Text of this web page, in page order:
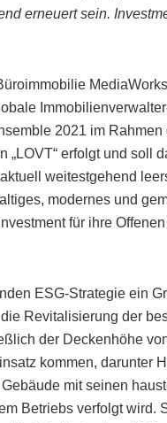
erneuert sein.
2021 im
„LOVT“ erfolgt und soll
weitestgehend
modernes und
für ihre
ESG-Strategie ein
Revitalisierung der
der Deckenhöhe
kommen, darunter
mit seinen
Betriebs verfolgt wird.